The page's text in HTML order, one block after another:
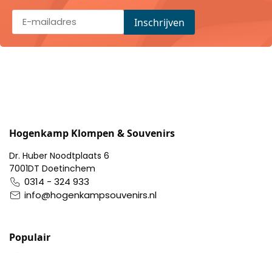
Hogenkamp Klompen & Souvenirs
Dr. Huber Noodtplaats 6
7001DT Doetinchem
0314 - 324 933
info@hogenkampsouvenirs.nl
Populair